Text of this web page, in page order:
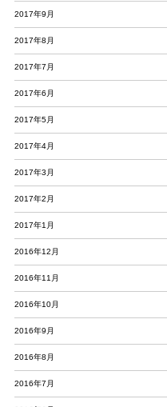
2017年9月
2017年8月
2017年7月
2017年6月
2017年5月
2017年4月
2017年3月
2017年2月
2017年1月
2016年12月
2016年11月
2016年10月
2016年9月
2016年8月
2016年7月